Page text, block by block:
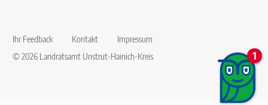
Ihr Feedback Kontakt
Impressum
© 2026 Landratsamt Unstrut-Hainich-Kreis